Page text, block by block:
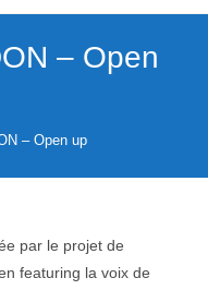
– Open
– Open up
par le projet de
featuring la voix de